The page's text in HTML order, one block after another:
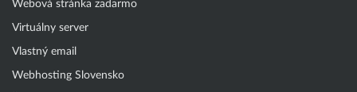
Webová stránka zadarmo
Virtuálny server
Vlastný email
Webhosting Slovensko